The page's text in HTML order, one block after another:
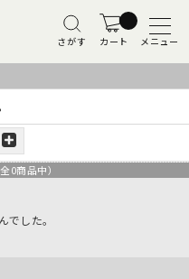
さがす カート メニュー
0商品中）
でした。